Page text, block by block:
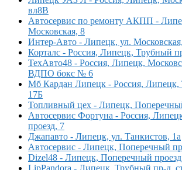
вл8В
Автосервис по ремонту АКПП -
Московская, 8
Интер-Авто - Липецк, ул.
Корталс - Россия, Липецк, Трубный
ТехАвто48 - Россия, Липецк,
ВДПО бокс № 6
Мб Кардан Липецк - Россия, Липецк,
17Б
Топливный цех - Липецк,
Автосервис Фортуна - Россия,
проезд, 7
Джапавто - Липецк, ул. Танкистов, 1а
Автосервис - Липецк, Поперечный
Dizel48 - Липецк, Поперечный
LipPandora - Липецк, Трубный пр-д,